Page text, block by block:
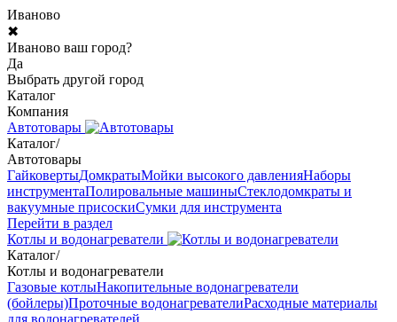
Иваново
✖
Иваново ваш город?
Да
Выбрать другой город
Каталог
Компания
Автотовары
Каталог/
Автотовары
ГайковертыДомкратыМойки высокого давленияНаборы
инструментаПолировальные машиныСтеклодомкраты и
вакуумные присоскиСумки для инструмента
Перейти в раздел
Котлы и водонагреватели
Каталог/
Котлы и водонагреватели
Газовые котлыНакопительные водонагреватели
(бойлеры)Проточные водонагревателиРасходные материалы
для водонагревателей